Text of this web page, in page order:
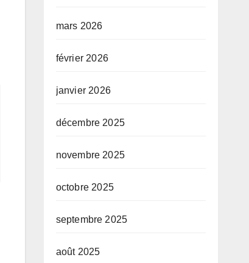
NEPAD)
mars 2026
février 2026
janvier 2026
décembre 2025
novembre 2025
octobre 2025
septembre 2025
août 2025